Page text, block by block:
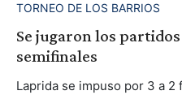
TORNEO DE LOS BARRIOS
Se jugaron los partidos
semifinales
Laprida se impuso por 3 a 2